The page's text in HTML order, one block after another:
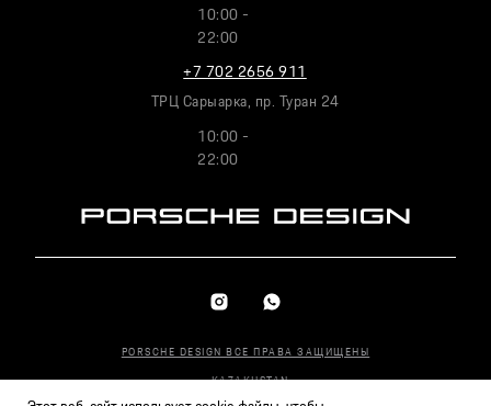
10:00 -
22:00
PORSCHE DESIGN ВСЕ ПРАВА ЗАЩИЩЕНЫ
KAZAKHSTAN
ТРЦ Сарыарка, пр. Туран 24
10:00 -
22:00
+7 702 2656 911